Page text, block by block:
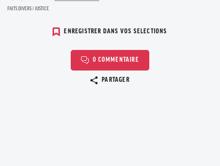
FAITS DIVERS / JUSTICE
ENREGISTRER DANS VOS SELECTIONS
0 COMMENTAIRE
PARTAGER